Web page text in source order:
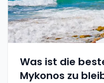
Was ist die
Mykonos zu